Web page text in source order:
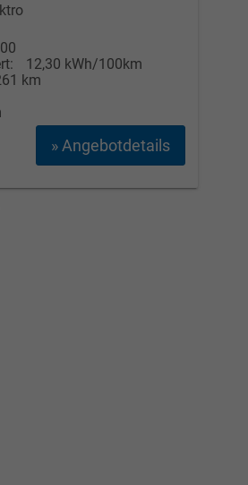
12,30 kWh/100km
km
» Angebotdetails